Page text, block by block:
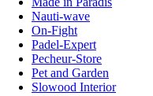
Nauti-wave
On-Fight
Padel-Expert
Pecheur-Store
Pet and Garden
Slowood Interior